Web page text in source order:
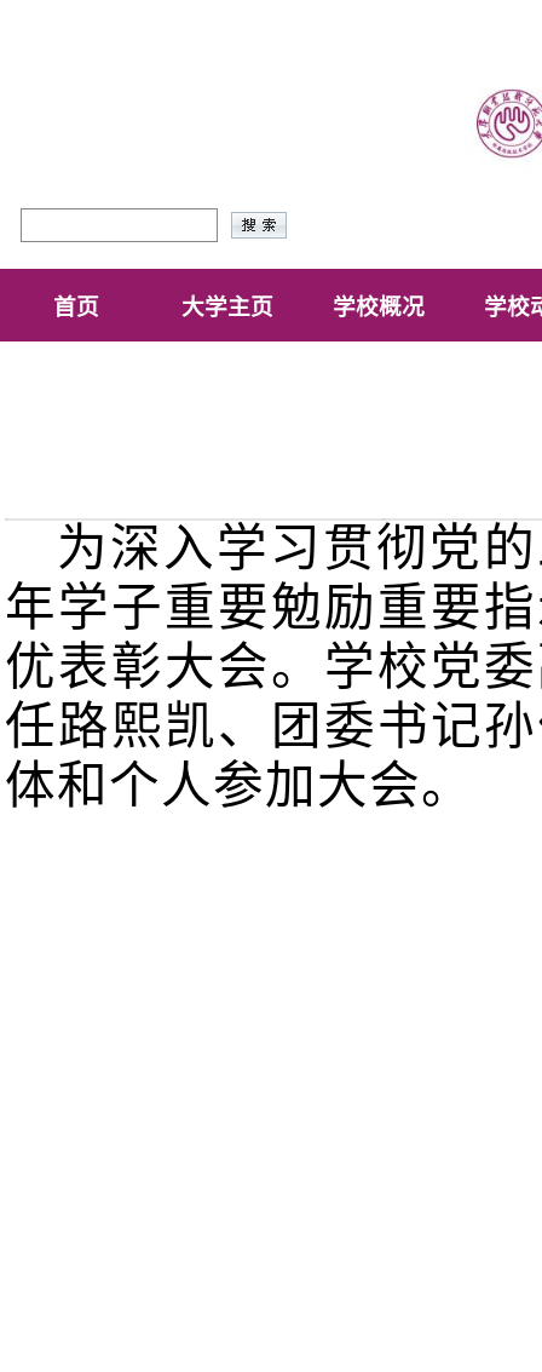
首页 大学主页 学校概况 学校
为深入学习贯彻党
年学子重要勉励重要
优表彰大会。学校党
任路熙凯、团委书记
体和个人参加大会。